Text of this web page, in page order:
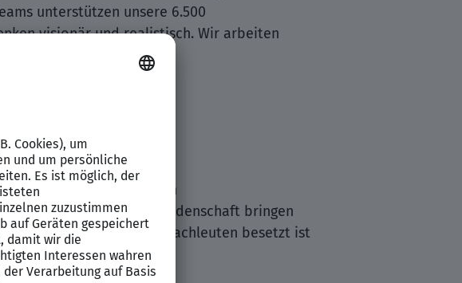
unterstützen unsere 6.500
visionär und realistisch. Wir arbeiten
und einem
Mit Begeisterung und Leidenschaft bringen
und Sonderfachleuten besetzt ist